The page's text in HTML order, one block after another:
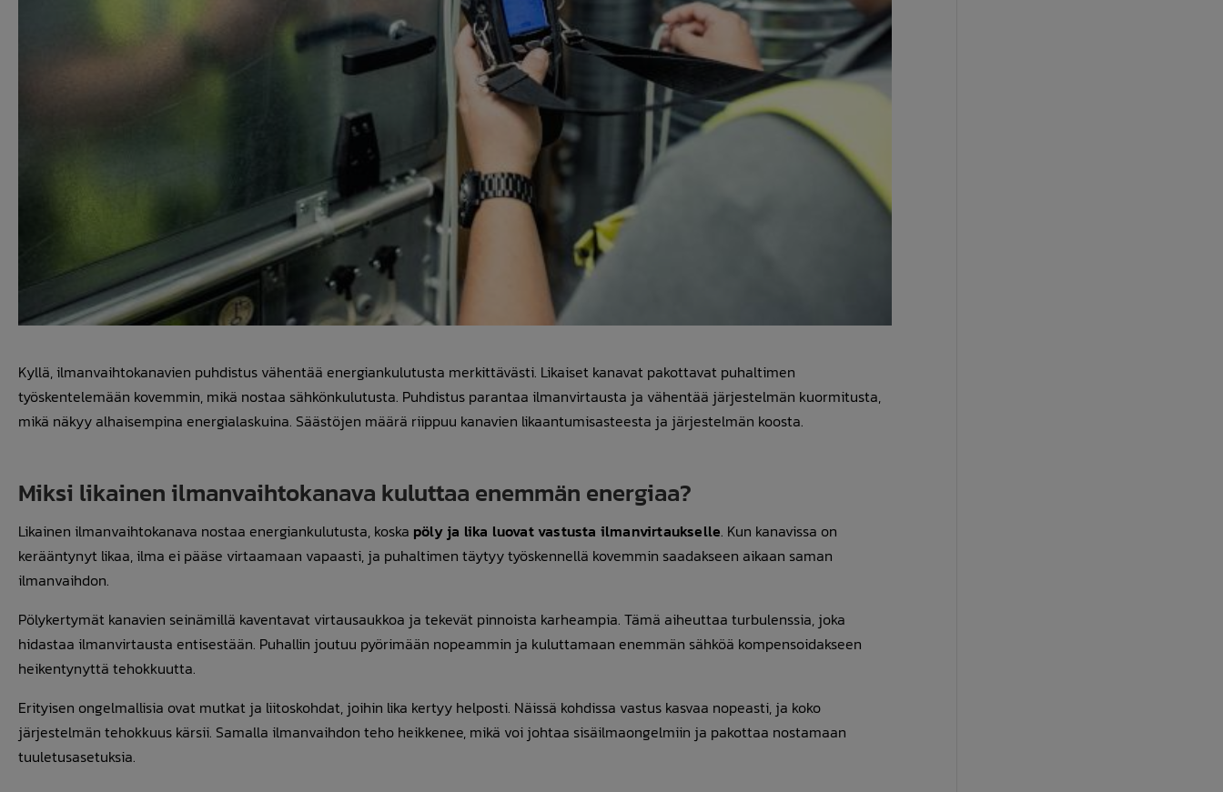
Kyllä, ilmanvaihtokanavien puhdistus vähentää energiankulutusta merkittävästi. Likaiset kanavat pakottavat puhaltimen
työskentelemään kovemmin, mikä nostaa sähkönkulutusta. Puhdistus parantaa ilmanvirtausta ja vähentää järjestelmän kuormitusta,
mikä näkyy alhaisempina energialaskuina. Säästöjen määrä riippuu kanavien likaantumisasteesta ja järjestelmän koosta.
Miksi likainen ilmanvaihtokanava kuluttaa enemmän energiaa?
Likainen ilmanvaihtokanava nostaa energiankulutusta, koska pöly ja lika luovat vastusta ilmanvirtaukselle. Kun kanavissa on
kerääntynyt likaa, ilma ei pääse virtaamaan vapaasti, ja puhaltimen täytyy työskennellä kovemmin saadakseen aikaan saman
ilmanvaihdon.
Pölykertymät kanavien seinämillä kaventavat virtausaukkoa ja tekevät pinnoista karheampia. Tämä aiheuttaa turbulenssia, joka
hidastaa ilmanvirtausta entisestään. Puhallin joutuu pyörimään nopeammin ja kuluttamaan enemmän sähköä kompensoidakseen
heikentynyttä tehokkuutta.
Erityisen ongelmallisia ovat mutkat ja liitoskohdat, joihin lika kertyy helposti. Näissä kohdissa vastus kasvaa nopeasti, ja koko
järjestelmän tehokkuus kärsii. Samalla ilmanvaihdon teho heikkenee, mikä voi johtaa sisäilmaongelmiin ja pakottaa nostamaan
tuuletusasetuksia.